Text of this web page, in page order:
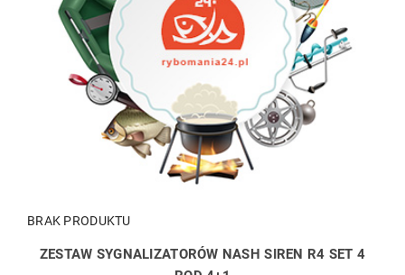
BRAK PRODUKTU
ZESTAW SYGNALIZATORÓW NASH SIREN R4 SET 4